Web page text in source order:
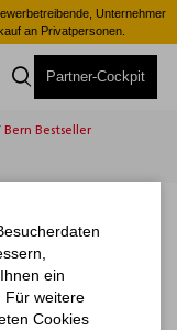
Unternehmer
an Privatpersonen.
Partner-Cockpit
Bern Bestseller
ein
Für weitere
Cookies